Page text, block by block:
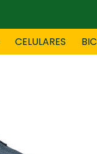
CELULARES